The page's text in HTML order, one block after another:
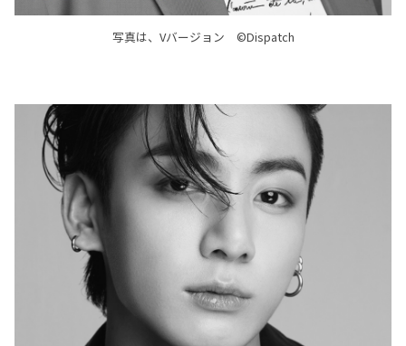
写真は、Vバージョン ©Dispatch